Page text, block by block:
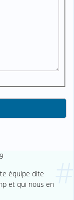
équipe dite
et qui nous en